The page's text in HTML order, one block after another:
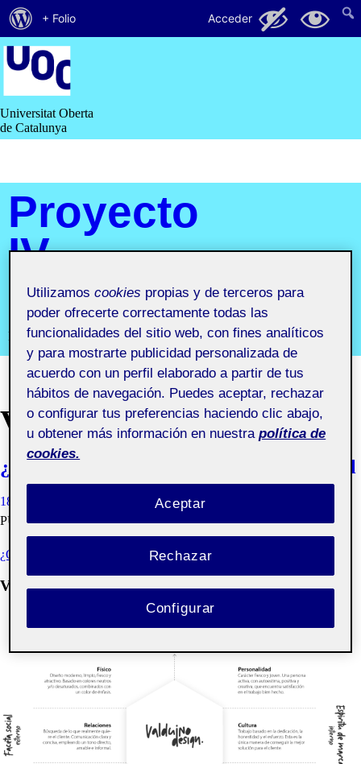
Saltar
contenido
Universitat Oberta
de Catalunya
Proyecto
IV.
Portfolio
Proyecto IV. Portfolio
VALDUINODESIGN
¿Quién soy yo? Creando la marca personal
18 OCTUBRE, 2020 SERGIO LÓPEZ VALDÉS
PÚBLICA
¿QUIÉN SOY YO? CREANDO LA MARCA PERSONAL
ValduinoDesign
Acerca
de
WordPress
+ Folio Acceder 112 63
Utilizamoscookies propias y de terceros para
poder ofrecerte correctamente todas las
funcionalidades del sitio web, con fines analíticos
y para mostrarte publicidad personalizada de
acuerdo con un perfil elaborado a partir de tus
hábitos de navegación. Puedes aceptar, rechazar
o configurar tus preferencias haciendo clic abajo,
u obtener más información en nuestra política de
cookies.
Rechazar
Aceptar
Configurar